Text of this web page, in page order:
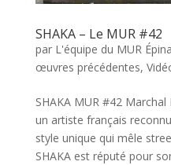
SHAKA – Le MUR #42
par L'équipe du MUR
œuvres précédentes,
SHAKA MUR #42
un artiste français
style unique qui mêle
SHAKA est réputé pour